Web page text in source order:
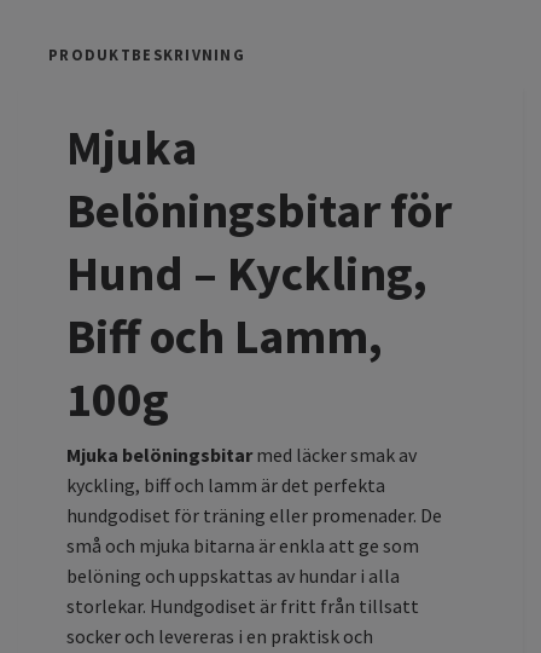
PRODUKTBESKRIVNING
Mjuka
Belöningsbitar för
Hund – Kyckling,
Biff och Lamm,
100g
Mjuka belöningsbitarmed läcker smak av
kyckling, biff och lamm är det perfekta
hundgodiset för träning eller promenader. De
små och mjuka bitarna är enkla att ge som
belöning och uppskattas av hundar i alla
storlekar. Hundgodiset är fritt från tillsatt
socker och levereras i en praktisk och